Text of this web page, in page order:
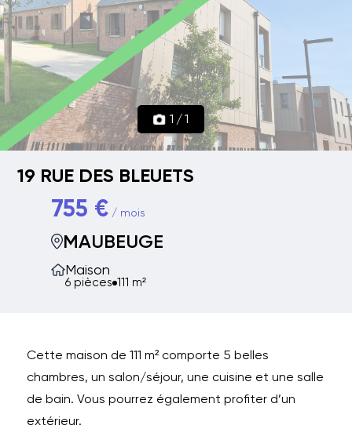
1 /1
19 RUE DES BLEUETS
755 €/ mois
MAUBEUGE
Maison
6 pièces 111 m²
Cette maison de 111 m² comporte 5 belles
chambres, un salon/séjour, une cuisine et une salle
de bain. Vous pourrez également profiter d’un
extérieur.